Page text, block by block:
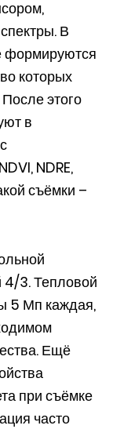
В
формируются
которых
этого
в
NDRE,
съёмки –
3. Тепловой
5 Мп каждая,
Ещё
при съёмке
часто